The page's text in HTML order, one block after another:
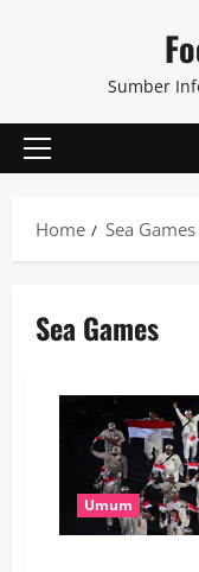
Sumber
Primary
Home
Sea Games
Sea Games
Umum